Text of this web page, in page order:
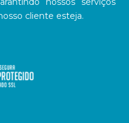
cliente esteja.